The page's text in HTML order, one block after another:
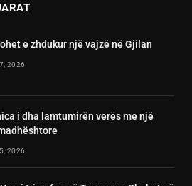
e zhdukur një vajzë në Gjilan
2026
i dha lamtumirën verës me një
2026